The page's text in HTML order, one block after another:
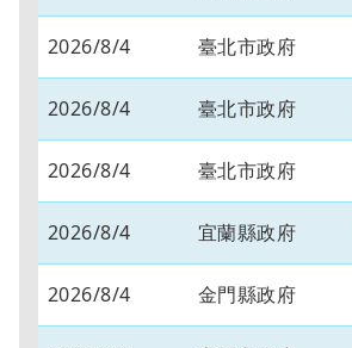
2026/8/4 臺北市政府
2026/8/4 臺北市政府
2026/8/4 臺北市政府
2026/8/4 宜蘭縣政府
2026/8/4 金門縣政府